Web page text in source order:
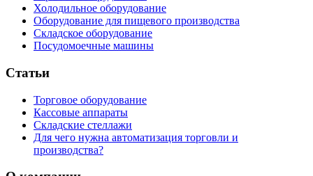
Холодильное оборудование
Оборудование для пищевого производства
Складское оборудование
Посудомоечные машины
Статьи
Торговое оборудование
Кассовые аппараты
Складские стеллажи
Для чего нужна автоматизация торговли и
производства?